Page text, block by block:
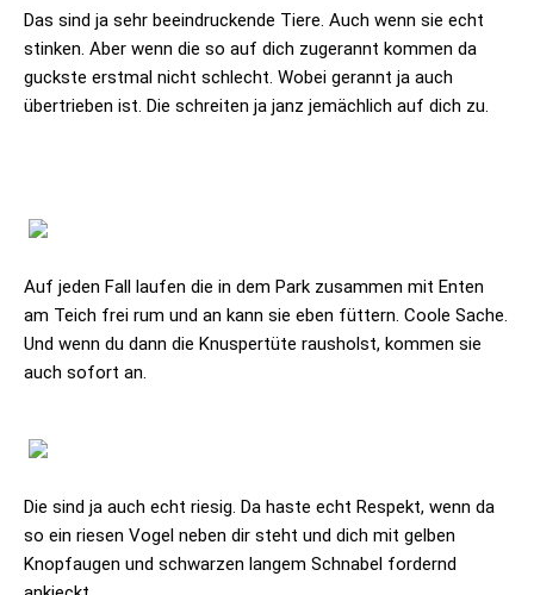
Das sind ja sehr beeindruckende Tiere. Auch wenn sie echt
stinken. Aber wenn die so auf dich zugerannt kommen da
guckste erstmal nicht schlecht. Wobei gerannt ja auch
übertrieben ist. Die schreiten ja janz jemächlich auf dich zu.
Auf jeden Fall laufen die in dem Park zusammen mit Enten
am Teich frei rum und an kann sie eben füttern. Coole Sache.
Und wenn du dann die Knuspertüte rausholst, kommen sie
auch sofort an.
Die sind ja auch echt riesig. Da haste echt Respekt, wenn da
so ein riesen Vogel neben dir steht und dich mit gelben
Knopfaugen und schwarzen langem Schnabel fordernd